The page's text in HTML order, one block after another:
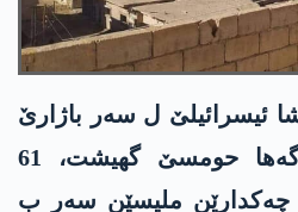
ئیسرائیلێ ل سەر باژارێ
تەدمورێ یا ل پارێزگەها حومسێ گهیشت، 61
ژ وان، چەکدارێن ملیسێن سەر ب